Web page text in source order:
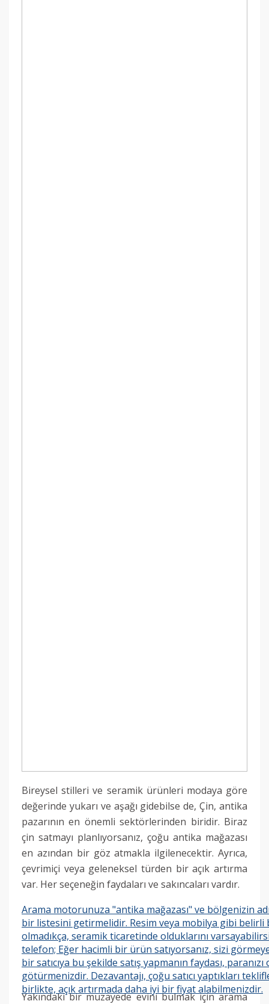
Bireysel stilleri ve seramik ürünleri modaya göre
değerinde yukarı ve aşağı gidebilse de, Çin, antika
pazarının en önemli sektörlerinden biridir. Biraz
çin satmayı planlıyorsanız, çoğu antika mağazası
en azından bir göz atmakla ilgilenecektir. Ayrıca,
çevrimiçi veya geleneksel türden bir açık artırma
var. Her seçeneğin faydaları ve sakıncaları vardır.
Arama motorunuza "antika mağazası" ve bölgenizin
bir listesini getirmelidir. Resim veya mobilya gibi belirli
olmadıkça, seramik ticaretinde olduklarını
telefon; Eğer hacimli bir ürün satıyorsanız, sizi
bir satıcıya bu şekilde satış yapmanın faydası,
götürmenizdir. Dezavantajı, çoğu satıcı yaptıkları
birlikte, açık artırmada daha iyi bir fiyat alabilmenizdir.
Yakındaki bir müzayede evini bulmak için arama